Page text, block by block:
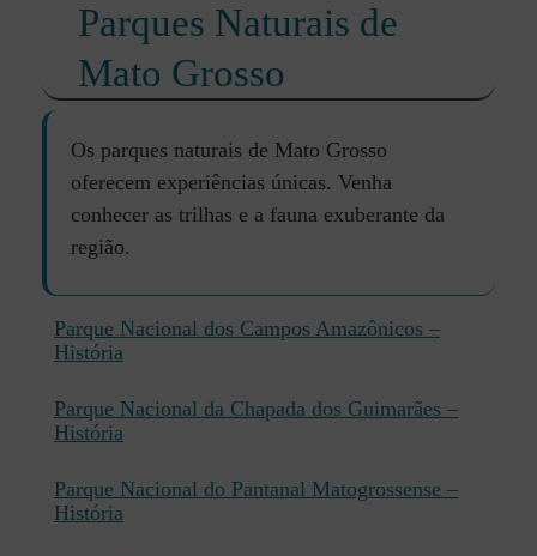
Parques Naturais de
Mato Grosso
Os parques naturais de Mato Grosso
oferecem experiências únicas. Venha
conhecer as trilhas e a fauna exuberante da
região.
Parque Nacional dos Campos Amazônicos –
História
Parque Nacional da Chapada dos Guimarães –
História
Parque Nacional do Pantanal Matogrossense –
História